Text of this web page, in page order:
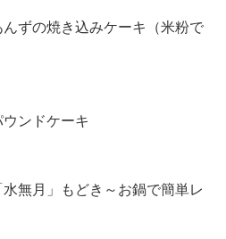
ずの焼き込みケーキ（米粉で
ンドケーキ
無月」もどき～お鍋で簡単レ